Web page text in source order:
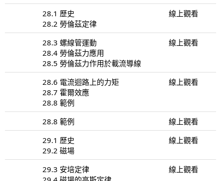
28.1 歷史
28.2 勞倫茲定律
線上觀看
28.3 螺線管運動
28.4 勞倫茲力應用
28.5 勞倫茲力作用於載流導線
線上觀看
28.6 電流迴路上的力矩
28.7 霍爾效應
28.8 範例
線上觀看
28.8 範例
線上觀看
29.1 歷史
29.2 磁場
線上觀看
29.3 安培定律
線上觀看